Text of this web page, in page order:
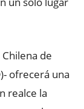
de
ofrecerá una
realce la